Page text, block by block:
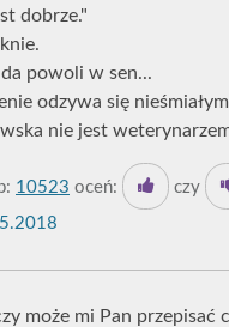
dobrze."
powoli w sen...
odzywa się
nie jest
10523 oceń: czy
może mi Pan przepisać